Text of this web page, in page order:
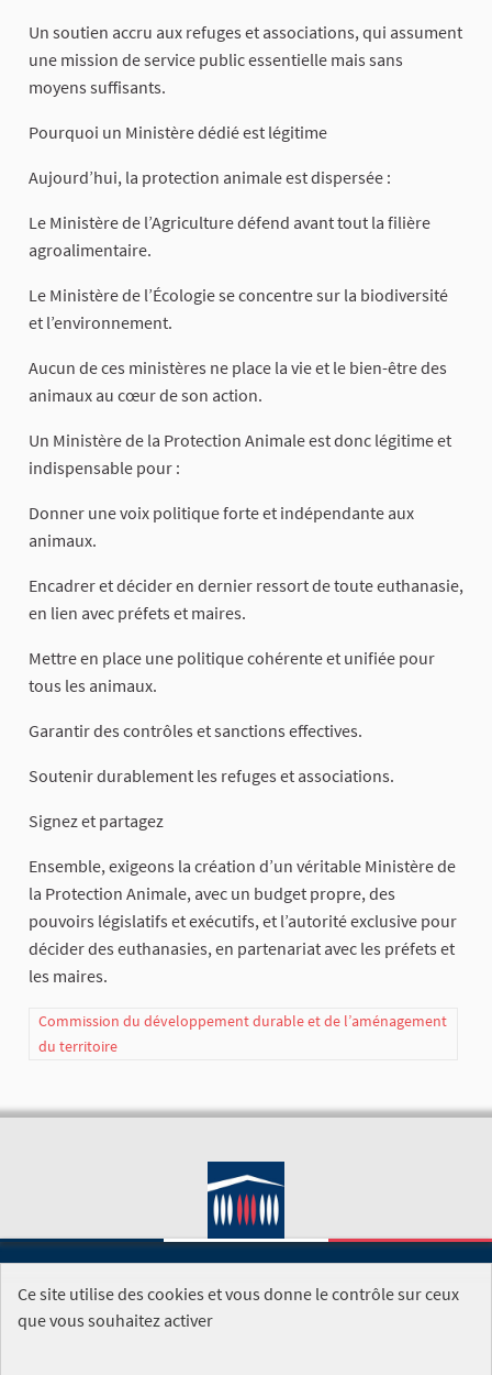
Un soutien accru aux refuges et associations, qui assument
une mission de service public essentielle mais sans
moyens suffisants.
Pourquoi un Ministère dédié est légitime
Aujourd’hui, la protection animale est dispersée :
Le Ministère de l’Agriculture défend avant tout la filière
agroalimentaire.
Le Ministère de l’Écologie se concentre sur la biodiversité
et l’environnement.
Aucun de ces ministères ne place la vie et le bien-être des
animaux au cœur de son action.
Un Ministère de la Protection Animale est donc légitime et
indispensable pour :
Donner une voix politique forte et indépendante aux
animaux.
Encadrer et décider en dernier ressort de toute euthanasie,
en lien avec préfets et maires.
Mettre en place une politique cohérente et unifiée pour
tous les animaux.
Garantir des contrôles et sanctions effectives.
Soutenir durablement les refuges et associations.
Signez et partagez
Ensemble, exigeons la création d’un véritable Ministère de
la Protection Animale, avec un budget propre, des
pouvoirs législatifs et exécutifs, et l’autorité exclusive pour
décider des euthanasies, en partenariat avec les préfets et
les maires.
Commission du développement durable et de l’aménagement
du territoire
SITE DE L'ASSEMBLÉE NATIONALE
Ce site utilise des cookies et vous donne le contrôle sur ceux
que vous souhaitez activer